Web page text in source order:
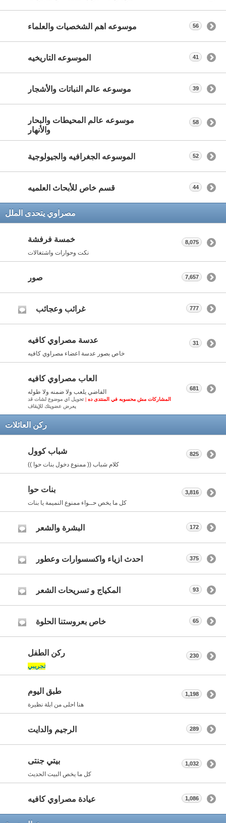
موسوعه اهم الشخصيات والعلماء 56
الموسوعه التاريخيه 41
موسوعه عالم النباتات والأشجار 39
موسوعه عالم المحيطات والبحار
والأنهار
58
الموسوعه الجغرافيه والجيولوجية 52
قسم خاص للأبحاث العلميه 44
مصراوي يتحدى الملل
خمسة فرفشة
نكت وحوارات واشتغالات
8,075
صور 7,657
غرائب وعجائب 777
عدسة مصراوي كافيه
خاص بصور عدسة اعضاء مصراوي كافيه
31
العاب مصراوي كافيه
الفاضي يلعب ولا ضمنه ولا طوله
المشاركات مش محسوبه في المنتدى ده | تحويل اي موضوع لشات قد
يعرض عضويتك للإيقاف
681
ركن العائلات
شباب كوول
كلام شباب (( ممنوع دخول بنات حوا ))
825
بنات حوا
كل ما يخص حــواء ممنوع النميمة يا بنات
3,816
البشرة والشعر 172
احدث ازياء واكسسوارات وعطور 375
المكياج و تسريحات الشعر 93
خاص بعروستنا الحلوة 65
ركن الطفل
تجريبي
230
طبق اليوم
هنا احلى من ابلة نظيرة
1,198
الرجيم والدايت 289
بيتي جنتى
كل ما يخص البيت الحديث
1,032
عيادة مصراوي كافيه 1,086